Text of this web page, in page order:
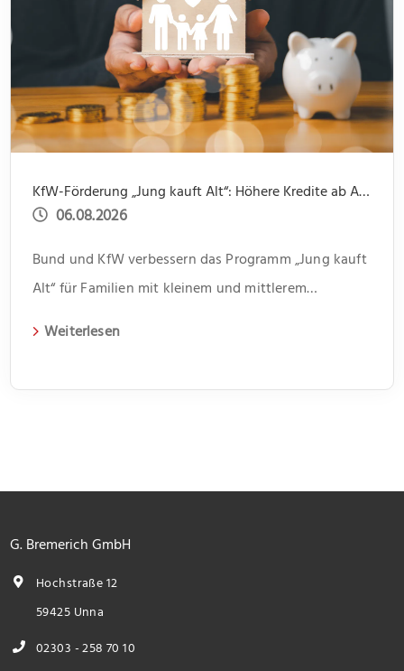
KfW-Förderung „Jung kauft Alt“: Höhere Kredite ab August 2026
06.08.2026
Bund und KfW verbessern das Programm „Jung kauft
Alt“ für Familien mit kleinem und mittlerem
Weiterlesen
G. Bremerich GmbH
Hochstraße 12
59425 Unna
02303 - 258 70 10